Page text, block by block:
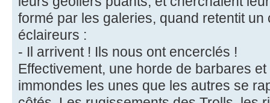
formé par les galeries, quand retentit un
éclaireurs :
- Il arrivent ! Ils nous ont encerclés !
Effectivement, une horde de barbares
immondes les unes que les autres se